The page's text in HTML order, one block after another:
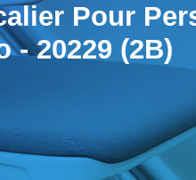
Pour
- 20229 (2B)